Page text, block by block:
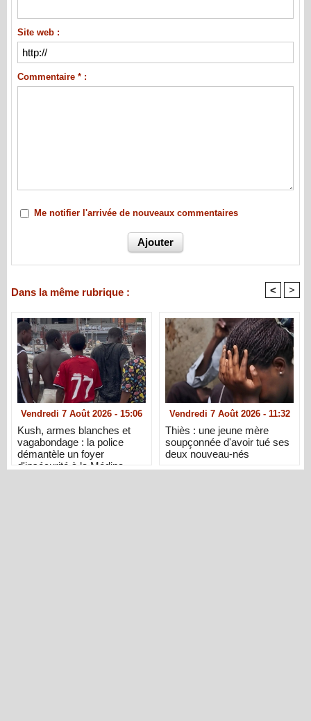
Site web :
Commentaire * :
Me notifier l'arrivée de nouveaux commentaires
Dans la même rubrique : < >
Vendredi 7 Août 2026 - 15:06
Kush, armes blanches et
vagabondage : la police
démantèle un foyer
d'insécurité à la Médina
Vendredi 7 Août 2026 - 11:32
Thiès : une jeune mère
soupçonnée d'avoir tué ses
deux nouveau-nés